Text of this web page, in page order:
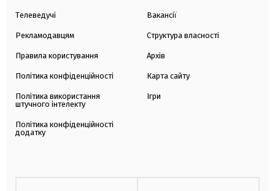
Телеведучі
Рекламодавцям
Правила користування
Політика конфіденційності
Політика використання
штучного інтелекту
Політика конфіденційності
додатку
Вакансії
Структура власності
Архів
Карта сайту
Ігри